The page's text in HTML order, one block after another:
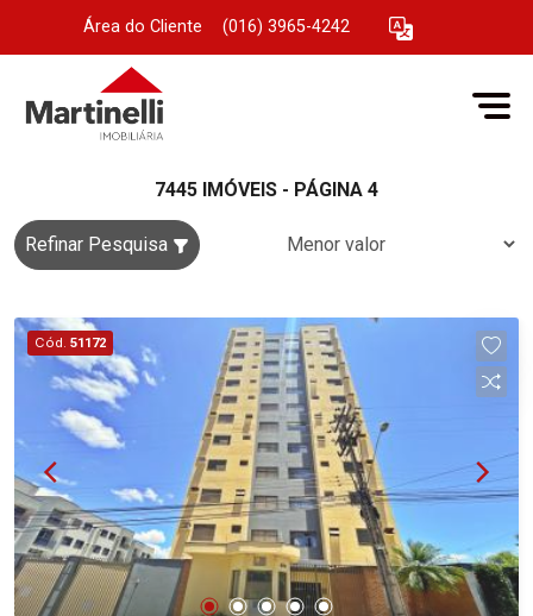
Área do Cliente (016) 3965-4242
7445 IMÓVEIS - PÁGINA 4
Refinar Pesquisa
Cód. 51172